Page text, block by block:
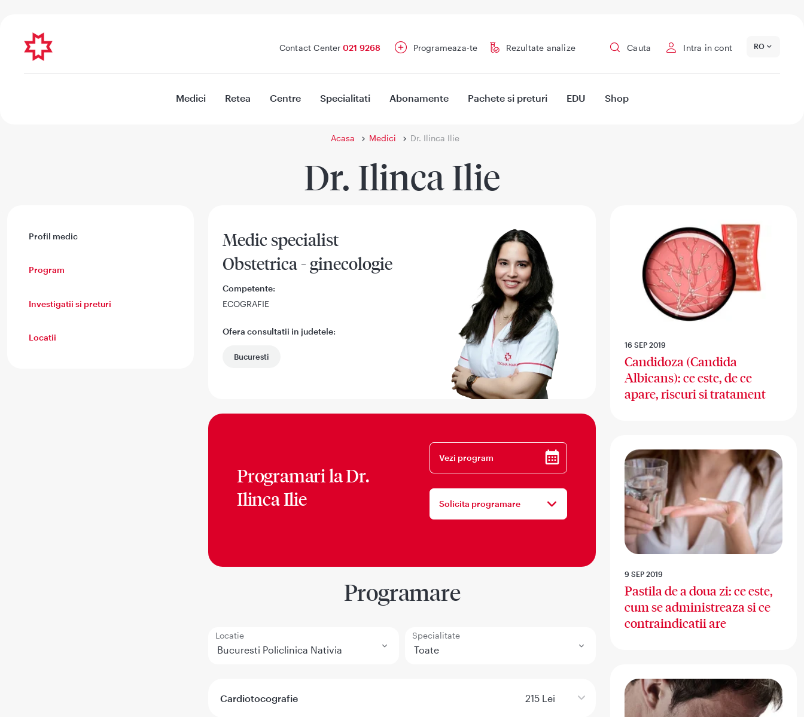
Contact Center 021 9268 Programeaza-te Rezultate analize Cauta Intra in cont RO
Medici Retea Centre Specialitati Abonamente Pachete si preturi EDU Shop
Acasa Medici Dr. Ilinca Ilie
Dr. Ilinca Ilie
Profil medic
Program
Investigatii si preturi
Locatii
Medic specialist
Obstetrica - ginecologie
Competente:
ECOGRAFIE
Ofera consultatii in judetele:
Bucuresti
Programari laDr.
Ilinca Ilie
Vezi program
Solicita programare
Programare
Locatie Specialitate
Cardiotocografie 215 Lei
16 SEP 2019
Candidoza (Candida
Albicans): ce este, de ce
apare, riscuri si tratament
9 SEP 2019
Pastila de a doua zi: ce este,
cum se administreaza si ce
contraindicatii are